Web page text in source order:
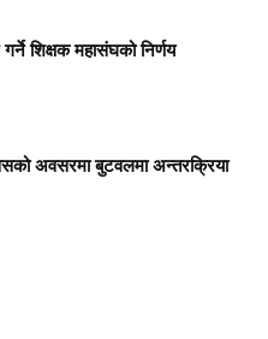
शिक्षक महासंघको निर्णय
अवसरमा बुटवलमा अन्तरक्रिया